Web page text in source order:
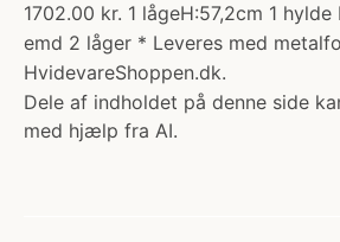
1702.00 kr. 1 lågeH:57,2cm 1
emd 2 låger * Leveres med
HvidevareShoppen.dk.
Dele af indholdet på denne side
med hjælp fra AI.